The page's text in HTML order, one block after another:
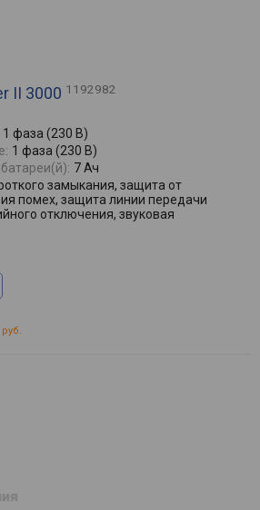
II 3000 1192982
1 фаза (230 В)
1 фаза (230 В)
7 Ач
замыкания, защита от
помех, защита линии передачи
отключения, звуковая
руб.